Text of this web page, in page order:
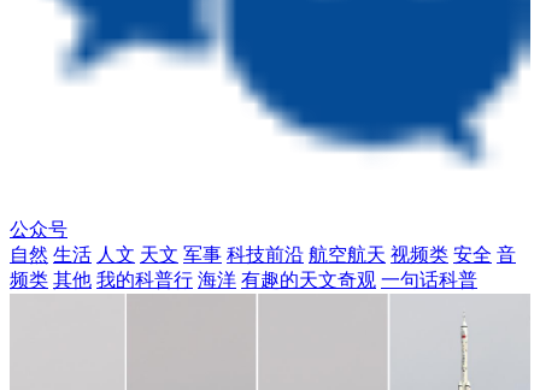
公众号
自然 生活 人文 天文 军事 科技前沿 航空航天 视频类 安全 音
频类 其他 我的科普行 海洋 有趣的天文奇观 一句话科普